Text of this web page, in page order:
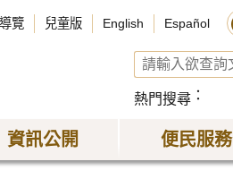
覽 兒童版 English Español
熱門搜尋
資訊公開 便民服務